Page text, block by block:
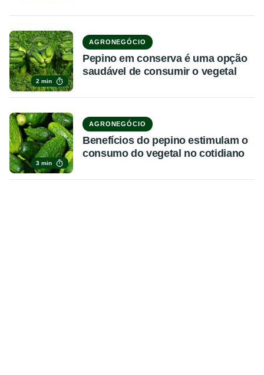
2 min
AGRONEGÓCIO
Pepino em conserva é uma opção
saudável de consumir o vegetal
3 min
AGRONEGÓCIO
Benefícios do pepino estimulam o
consumo do vegetal no cotidiano